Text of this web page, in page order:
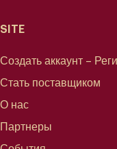
SITE
Создать аккаунт –
Стать поставщиком
О нас
Партнеры